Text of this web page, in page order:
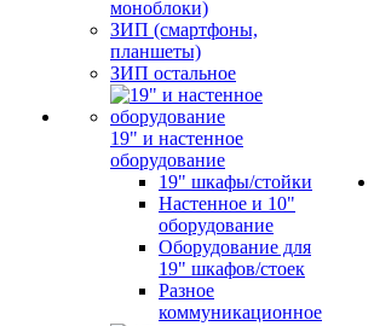
моноблоки)
ЗИП (смартфоны,
планшеты)
ЗИП остальное
19" и настенное
оборудование
19" шкафы/стойки
Настенное и 10"
оборудование
Оборудование для
19" шкафов/стоек
Разное
коммуникационное